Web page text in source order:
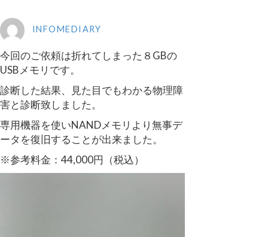
INFOMEDIARY
今回のご依頼は折れてしまった８GBの
USBメモリです。
診断した結果、見た目でもわかる物理障
害と診断致しました。
専用機器を使いNANDメモリより無事デ
ータを復旧することが出来ました。
※参考料金：44,000円（税込）